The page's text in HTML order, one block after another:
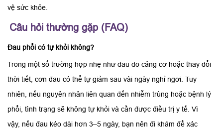
vệ sức khỏe.
Câu hỏi thường gặp (FAQ)
Đau phổi có tự khỏi không?
Trong một số trường hợp nhẹ như đau do căng cơ hoặc thay đổi
thời tiết, cơn đau có thể tự giảm sau vài ngày nghỉ ngơi. Tuy
nhiên, nếu nguyên nhân liên quan đến nhiễm trùng hoặc bệnh lý
phổi, tình trạng sẽ không tự khỏi và cần được điều trị y tế. Vì
vậy, nếu đau kéo dài hơn 3–5 ngày, bạn nên đi khám để xác